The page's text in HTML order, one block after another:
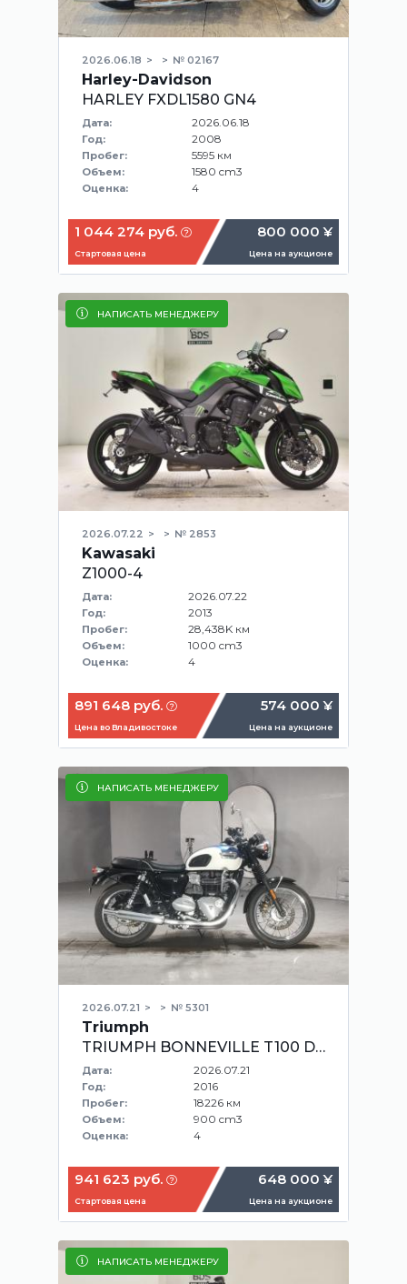
2026.06.18 № 02167
Harley-Davidson
HARLEY FXDL1580 GN4
Дата: 2026.06.18
Год: 2008
Пробег: 5595 км
Объем: 1580 cm3
Оценка: 4
1 044 274 руб.
Стартовая цена
800 000 ¥
Цена на аукционе
НАПИСАТЬ МЕНЕДЖЕРУ
2026.07.22 № 2853
Kawasaki
Z1000-4
Дата: 2026.07.22
Год: 2013
Пробег: 28,438K км
Объем: 1000 cm3
Оценка: 4
891 648 руб.
Цена во Владивостоке
574 000 ¥
Цена на аукционе
НАПИСАТЬ МЕНЕДЖЕРУ
2026.07.21 № 5301
Triumph
TRIUMPH BONNEVILLE T100 DAD70
Дата: 2026.07.21
Год: 2016
Пробег: 18226 км
Объем: 900 cm3
Оценка: 4
941 623 руб.
Стартовая цена
648 000 ¥
Цена на аукционе
НАПИСАТЬ МЕНЕДЖЕРУ